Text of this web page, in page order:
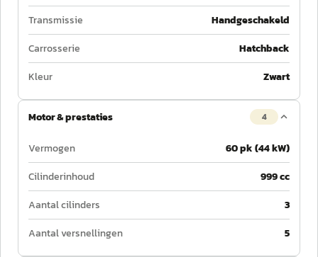
Transmissie
Handgeschakeld
Carrosserie
Hatchback
Kleur
Zwart
Motor & prestaties 4
Vermogen
60 pk (44 kW)
Cilinderinhoud
999 cc
Aantal cilinders
3
Aantal versnellingen
5